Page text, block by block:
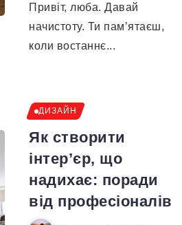
Привіт, люба. Давай
начистоту. Ти пам’ятаєш,
коли востаннє...
ДИЗАЙН
Як створити
інтер’єр, що
надихає: поради
від професіоналів